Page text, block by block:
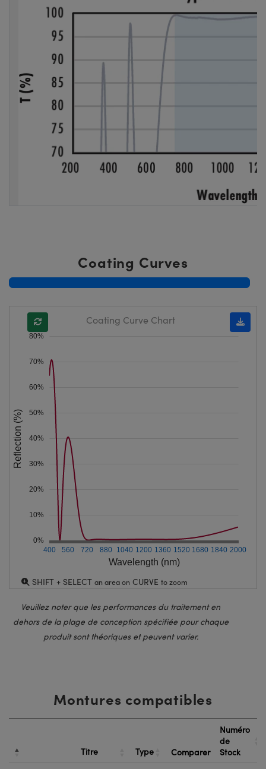
Coating Curves
Wavelength (nm)
400 560 720 880 1040 1200 1360 1520 1680 1840 2000
0%
10%
20%
30%
40%
50%
60%
70%
80%
Reflection (%)
Coating Curve Chart
SHIFT + SELECT an area on CURVE to zoom
Veuillez noter que les performances du traitement en
dehors de la plage de conception spécifiée pour chaque
produit sont théoriques et peuvent varier.
Montures compatibles
Titre Type Comparer
Numéro
de
Stock